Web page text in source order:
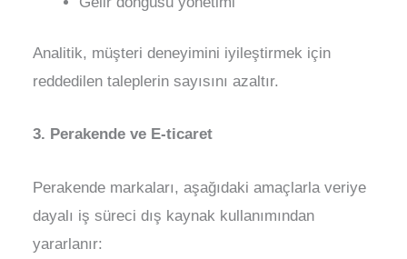
Analitik, müşteri deneyimini iyileştirmek için
reddedilen taleplerin sayısını azaltır.
3. Perakende ve E-ticaret
Perakende markaları, aşağıdaki amaçlarla veriye
dayalı iş süreci dış kaynak kullanımından
yararlanır: